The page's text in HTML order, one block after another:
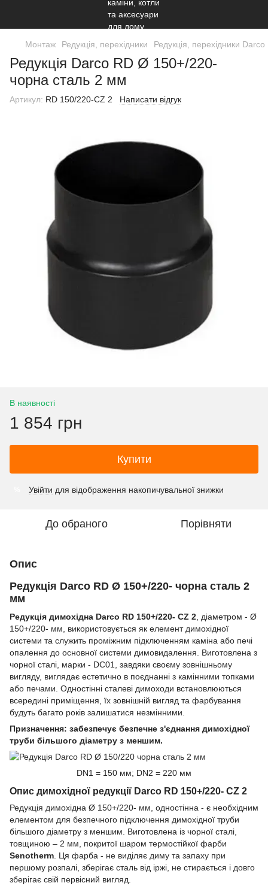
Монтаж Редукція, перехідники Редукція, перехідники Darco
Редукція Darco RD Ø 150+/220-
чорна сталь 2 мм
Артикул: RD 150/220-CZ 2 Написати відгук
В наявності
1 854 грн
Купити
Увійти для відображення накопичувальної знижки
До обраного Порівняти
Опис
Редукція Darco RD Ø 150+/220- чорна сталь 2
мм
Редукція димохідна Darco RD 150+/220- CZ 2 , діаметром - Ø
150+/220- мм, використовується як елемент димохідної
системи та служить проміжним підключенням каміна або печі
опалення до основної системи димовидалення. Виготовлена з
чорної сталі, марки - DC01, завдяки своєму зовнішньому
вигляду, виглядає естетично в поєднанні з камінними топками
або печами. Одностінні сталеві димоходи встановлюються
всередині приміщення, їх зовнішній вигляд та фарбування
будуть багато років залишатися незмінними.
Призначення: забезпечує безпечне з'єднання димохідної
труби більшого діаметру з меншим.
DN1 = 150 мм; DN2 = 220 мм
Опис димохідної редукції Darco RD 150+/220- CZ 2
Редукція димохідна Ø 150+/220- мм, одностінна - є необхідним
елементом для безпечного підключення димохідної труби
більшого діаметру з меншим. Виготовлена із чорної сталі,
товщиною – 2 мм, покритої шаром термостійкої фарби
Senotherm. Ця фарба - не виділяє диму та запаху при
першому розпалі, зберігає сталь від іржі, не стирається і довго
зберігає свій первісний вигляд.